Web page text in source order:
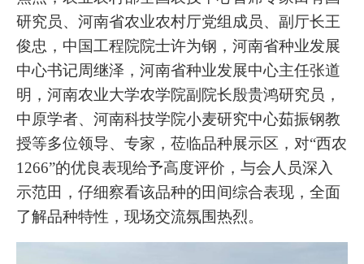
研究员、河南省农业农村厅党组成员、副厅长王
俊忠，中国工程院院士许为钢，河南省种业发展
中心书记周继泽，河南省种业发展中心主任张道
明，河南农业大学农学院副院长殷贵鸿研究员，
中原学者、河南科技学院小麦研究中心茹振钢教
授等多位领导、专家，莅临品种展示区，对“西农
1266”的优良表现给予高度评价，与会人员深入
示范田，仔细察看该品种的田间综合表现，全面
了解品种特性，现场交流氛围热烈。